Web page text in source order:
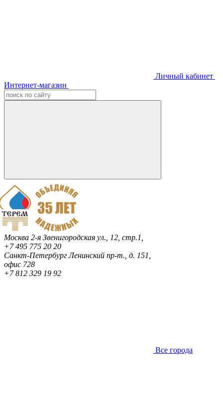
Личный кабинет
Интернет-магазин
Москва 2-я Звенигородская ул., 12, стр.1,
+7 495 775 20 20
Санкт-ПетербургЛенинский пр-т., д. 151,
офис 728
+7 812 329 19 92
Все города